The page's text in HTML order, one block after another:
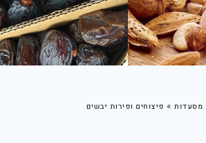
מסעדות » פיצוחים ופירות יבשים